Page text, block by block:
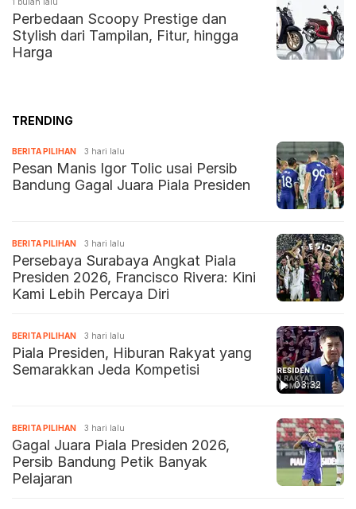
Perbedaan Scoopy Prestige dan
Stylish dari Tampilan, Fitur, hingga
Harga
TRENDING
BERITA PILIHAN 3 hari lalu
Pesan Manis Igor Tolic usai Persib
Bandung Gagal Juara Piala Presiden
BERITA PILIHAN 3 hari lalu
Persebaya Surabaya Angkat Piala
Presiden 2026, Francisco Rivera: Kini
Kami Lebih Percaya Diri
03:32
BERITA PILIHAN 3 hari lalu
Piala Presiden, Hiburan Rakyat yang
Semarakkan Jeda Kompetisi
BERITA PILIHAN 3 hari lalu
Gagal Juara Piala Presiden 2026,
Persib Bandung Petik Banyak
Pelajaran